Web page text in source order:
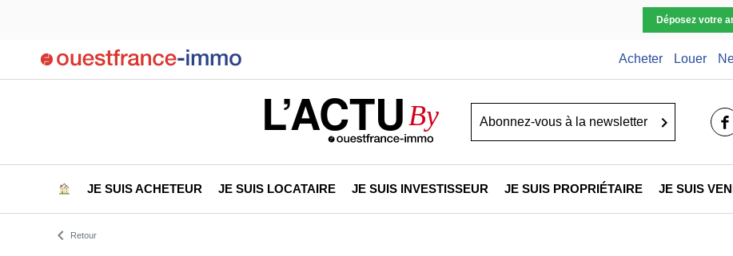
Déposez votre
Acheter Louer
L’ACTU By
JE SUIS ACHETEUR JE SUIS LOCATAIRE JE SUIS INVESTISSEUR JE SUIS PROPRIÉTAIRE JE SUIS
Retour